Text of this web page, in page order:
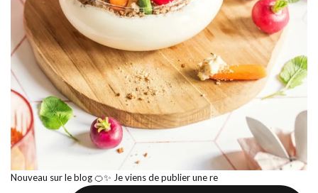
Nouveau sur le blog 🍊✨ Je viens de publier une re